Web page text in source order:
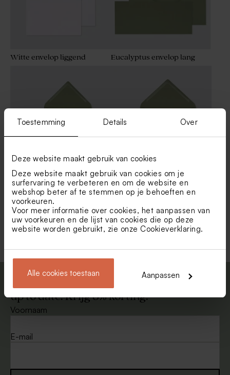
Toestemming Details Over
Deze website maakt gebruik van cookies
Deze website maakt gebruik van cookies om je
surfervaring te verbeteren en om de website en
webshop beter af te stemmen op je behoeften en
voorkeuren.
Voor meer informatie over cookies, het aanpassen van
uw voorkeuren en de lijst van cookies die op deze
website worden gebruikt, zie onze Cookieverklaring.
Alle cookies toestaan Aanpassen
Witte envelop liggend Eucalyptus envelop lang
Eucalyptus groene envelop
met puntklep
Eucalyptus groene envelop
met puntklep
Bekijk alle Enveloppen
Schrijf je in op onze nieuwsbrief en blijf
up to date. Krijg 5% korting.
Voornaam
E-mail